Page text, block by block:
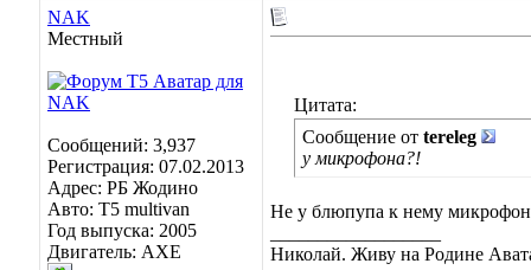
NAK
Местный
Сообщений: 3,937
Регистрация: 07.02.2013
Адрес: РБ Жодино
Авто: T5 multivan
Год выпуска: 2005
Двигатель: AXE
Цитата:
Сообщение от tereleg
у микрофона?!
Не у блюпупа к нему
Николай. Живу на Родине